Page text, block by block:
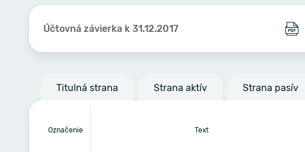
Účtovná závierka k 31.12.2017
Titulná strana Strana aktív Strana pasív
Označenie Text